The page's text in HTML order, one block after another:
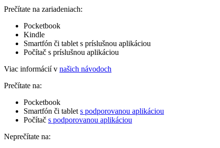
Prečítate na zariadeniach:
Pocketbook
Kindle
Smartfón či tablet s príslušnou aplikáciou
Počítač s príslušnou aplikáciou
Viac informácií v našich návodoch
Prečítate na:
Pocketbook
Smartfón či tablet s podporovanou aplikáciou
Počítač s podporovanou aplikáciou
Neprečítate na: